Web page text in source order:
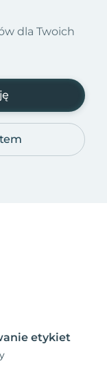
dla Twoich
etykiet